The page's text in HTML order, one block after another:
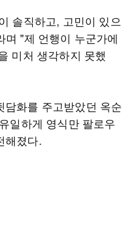
솔직하고, 고민이 있으
며 "제 언행이 누군가에
미처 생각하지 못했
화를 주고받았던 옥순
일하게 영식만 팔로우
해졌다.